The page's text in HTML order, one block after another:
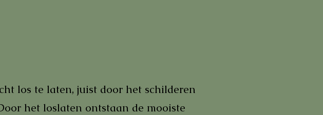
los te laten, juist door het schilderen
het loslaten ontstaan de mooiste